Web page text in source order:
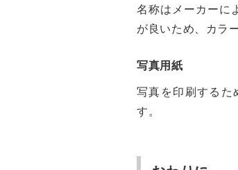
名称はメーカーに
が良いため、カラ
写真用紙
写真を印刷するた
す。